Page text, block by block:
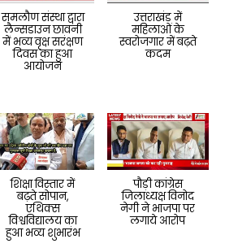
समलौण संस्था द्वारा
लैन्सडाउन छावनी
में भव्य वृक्ष सरंक्षण
दिवस का हुआ
आयोजन
उत्तराखंड में
महिलाओं के
स्वरोजगार में बढ़ते
कदम
शिक्षा विस्तार में
बढ़ते सोपान,
एथिक्स
विश्वविद्यालय का
हुआ भव्य शुभारंभ
पौड़ी कांग्रेस
जिलाध्यक्ष विनोद
नेगी ने भाजपा पर
लगाये आरोप